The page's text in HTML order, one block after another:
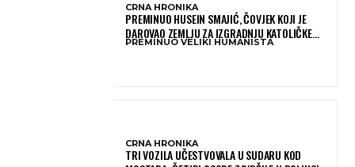
CRNA HRONIKA
PREMINUO HUSEIN SMAJIĆ, ČOVJEK KOJI JE
DAROVAO ZEMLJU ZA IZGRADNJU KATOLIČKE
CRKVE U BUGOJNU
PREMINUO VELIKI HUMANISTA
CRNA HRONIKA
TRI VOZILA UČESTVOVALA U SUDARU KOD